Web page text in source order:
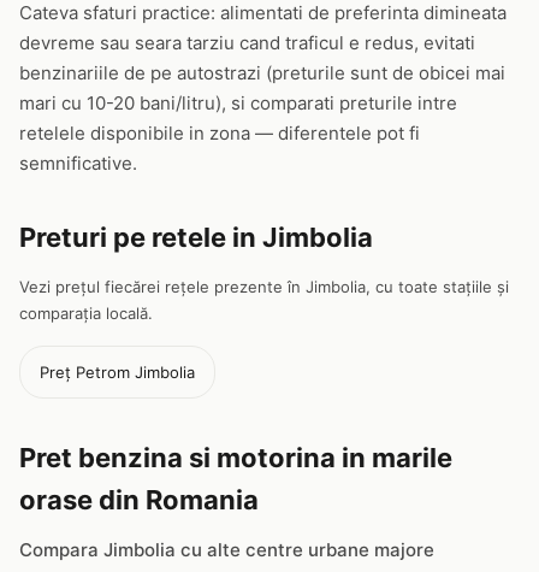
Cateva sfaturi practice: alimentati de preferinta dimineata
devreme sau seara tarziu cand traficul e redus, evitati
benzinariile de pe autostrazi (preturile sunt de obicei mai
mari cu 10-20 bani/litru), si comparati preturile intre
retelele disponibile in zona — diferentele pot fi
semnificative.
Preturi pe retele in Jimbolia
Vezi prețul fiecărei rețele prezente în Jimbolia, cu toate stațiile și
comparația locală.
Preț Petrom Jimbolia
Pret benzina si motorina in marile
orase din Romania
Compara Jimbolia cu alte centre urbane majore